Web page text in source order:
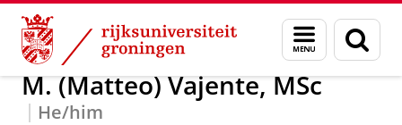
Skip
Content
Skip
Navigation
Menu
en
zoeken
Over ons M. (Matteo) Vajente, MSc
M. (Matteo) Vajente, MSc
He/him